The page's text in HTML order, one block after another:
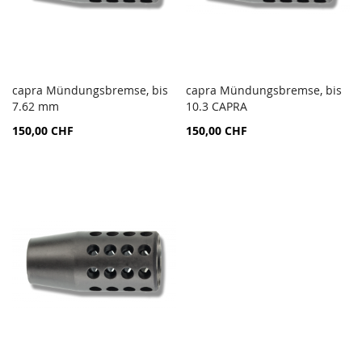
Ajouter au panier
AJOUTER
COMPARATEUR
capra Mündungsbremse, bis
7.62 mm
150,00 CHF
Ajouter au panier
capra Mündungsbremse, bis
10.3 CAPRA
150,00 CHF